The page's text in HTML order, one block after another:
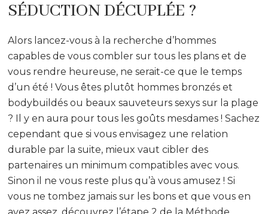
SÉDUCTION DÉCUPLÉE ?
Alors lancez-vous à la recherche d’hommes
capables de vous combler sur tous les plans et de
vous rendre heureuse, ne serait-ce que le temps
d’un été ! Vous êtes plutôt hommes bronzés et
bodybuildés ou beaux sauveteurs sexys sur la plage
? Il y en aura pour tous les goûts mesdames ! Sachez
cependant que si vous envisagez une relation
durable par la suite, mieux vaut cibler des
partenaires un minimum compatibles avec vous.
Sinon il ne vous reste plus qu’à vous amusez ! Si
vous ne tombez jamais sur les bons et que vous en